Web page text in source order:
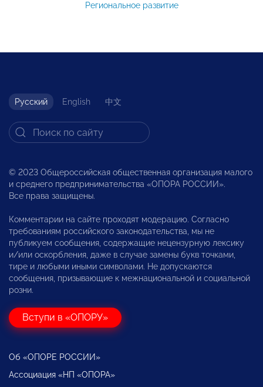
Региональное развитие
Русский English 中文
© 2023 Общероссийская общественная организация малого
и среднего предпринимательства «ОПОРА РОССИИ».
Все права защищены.
Комментарии на сайте проходят модерацию. Согласно
требованиям российского законодательства, мы не
публикуем сообщения, содержащие нецензурную лексику
и/или оскорбления, даже в случае замены букв точками,
тире и любыми иными символами. Не допускаются
сообщения, призывающие к межнациональной и социальной
розни.
Вступи в «ОПОРУ»
Об «ОПОРЕ РОССИИ»
Ассоциация «НП «ОПОРА»